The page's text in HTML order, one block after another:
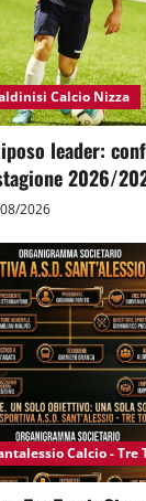
Calcio Nizza
leader:
2026/
2026
Calcio - Tre